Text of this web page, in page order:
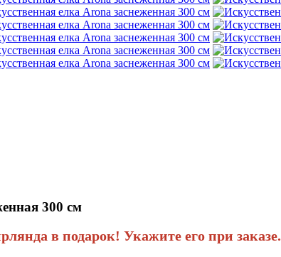
300 см
в подарок! Укажите его при заказе.